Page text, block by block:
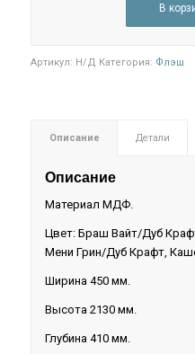
В
Артикул: Н/Д Категория: Флэш
Описание Детали
Описание
Материал МДФ.
Цвет: Браш Вайт/Дуб
Мени Грин/Дуб Крафт,
Ширина 450 мм.
Высота 2130 мм.
Глубина 410 мм.